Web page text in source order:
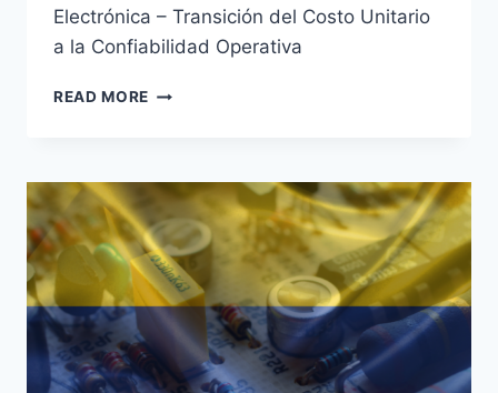
Electrónica – Transición del Costo Unitario
a la Confiabilidad Operativa
READ MORE